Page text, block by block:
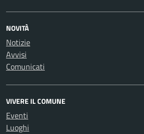
NOVITÀ
Notizie
Avvisi
Comunicati
VIVERE IL COMUNE
Eventi
Luoghi